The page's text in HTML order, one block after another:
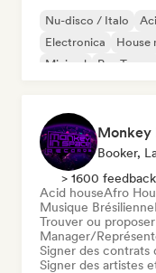
Nu-disco / Italo
Electronica
House
Minimal
Psy-Trance
Monkey
Booker,
> 1600
Acid houseAfro
Musique Brésilienne
Trouver ou
Manager/
Signer des contrats
Signer des artistes